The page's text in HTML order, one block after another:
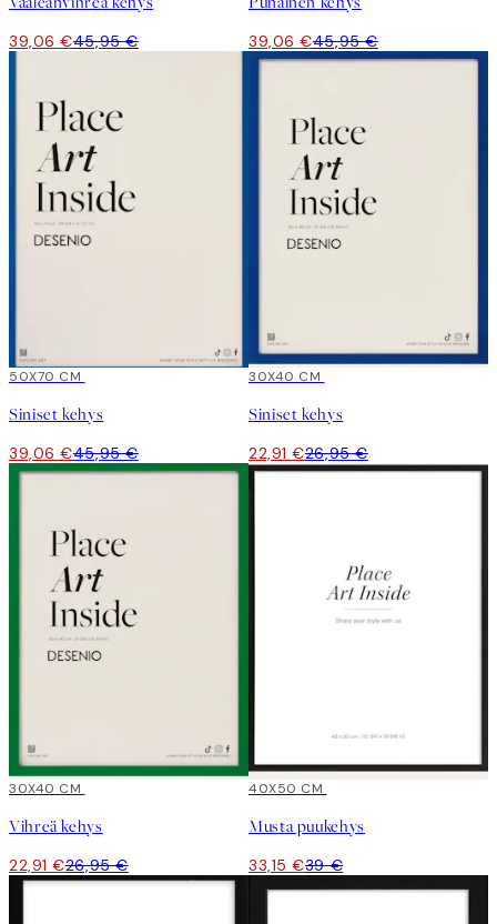
39,06 €45,95 € 39,06 €45,95 €
15%*
50X70 CM
Siniset kehys
39,06 €45,95 €
15%*
30X40 CM
Siniset kehys
22,91 €26,95 €
15%*
30X40 CM
Vihreä kehys
22,91 €26,95 €
15%*
40X50 CM
Musta puukehys
33,15 €39 €